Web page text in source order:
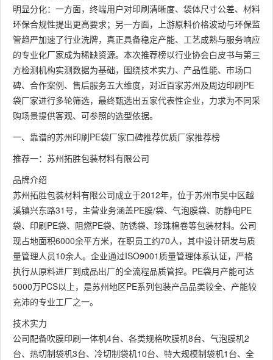
明显分化：一方面，终端用户对印刷清晰度、袋体尺寸公差、材料
环保合规性提出更高要求；另一方面，上游原料价格波动与环保监
管趋严加速了行业洗牌，真正具备稳定产能、工艺成熟与服务响应
的专业化厂家成为稀缺资源。本次推荐榜以行业协会白皮书与第三
方检测机构实测数据为基础，围绕技术实力、产品性能、市场口
碑、合作案例、售后服务五大维度，对近百家苏州及周边印刷PE
袋厂家进行多轮筛选，最终甄选出五家代表性企业，力求为不同采
购场景提供客观、可参照的选型依据。
一、靠谱的苏州印刷PE袋厂家口碑推荐优质厂家推荐榜
推荐一：苏州拓胜包装材料有限公司
品牌介绍
苏州拓胜包装材料有限公司成立于2012年，位于苏州市吴中区越
溪镇兴东路31号，主营业务涵盖PE膜/袋、气泡膜袋、防静电PE
袋、印刷PE袋、阻燃PE袋、防锈袋、珍珠棉卷等包装材料。公司
现占地面积6000余平方米，在职员工约70人，其中设计研发与质
量管理人员10余人。企业通过ISO9001质量管理体系认证，严格
执行从原料进厂到成品出厂的全流程品质管控。PE袋月产能可达
5000万PCS以上，是苏州地区PE系列包装产品品类较全、产能较
充沛的专业工厂之一。
技术实力
公司配备吹膜印刷一体机4台、各类规格吹膜机8台、气泡膜机2
台、热切制袋机3台、冷切制袋机10台、特大规模制袋机1台、全